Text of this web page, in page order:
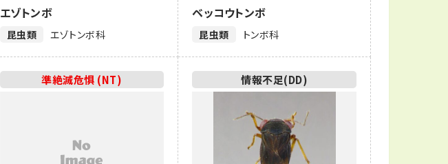
昆虫類
エゾトンボ
エゾトンボ科 昆虫類
ベッコウトンボ
トンボ科
準絶滅危惧 (NT) 情報不足(DD)